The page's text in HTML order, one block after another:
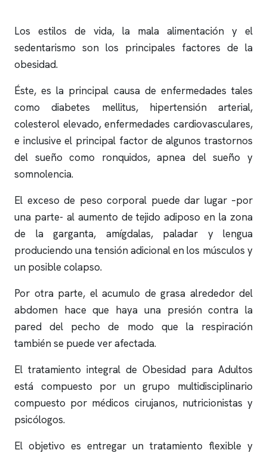
Los estilos de vida, la mala alimentación y el
sedentarismo son los principales factores de la
obesidad.
Éste, es la principal causa de enfermedades tales
como diabetes mellitus, hipertensión arterial,
colesterol elevado, enfermedades cardiovasculares,
e inclusive el principal factor de algunos trastornos
del sueño como ronquidos,apnea del sueño y
somnolencia.
El exceso de peso corporal puede dar lugar –por
una parte- al aumento de tejido adiposo en la zona
de la garganta, amígdalas, paladar y lengua
produciendo una tensión adicional en los músculos y
un posible colapso.
Por otra parte, el acumulo de grasa alrededor del
abdomen hace que haya una presión contra la
pared del pecho de modo que la respiración
también se puede ver afectada.
El tratamiento integral de Obesidad para Adultos
está compuesto por un grupo multidisciplinario
compuesto por médicos cirujanos, nutricionistas y
psicólogos.
El objetivo es entregar un tratamiento flexible y